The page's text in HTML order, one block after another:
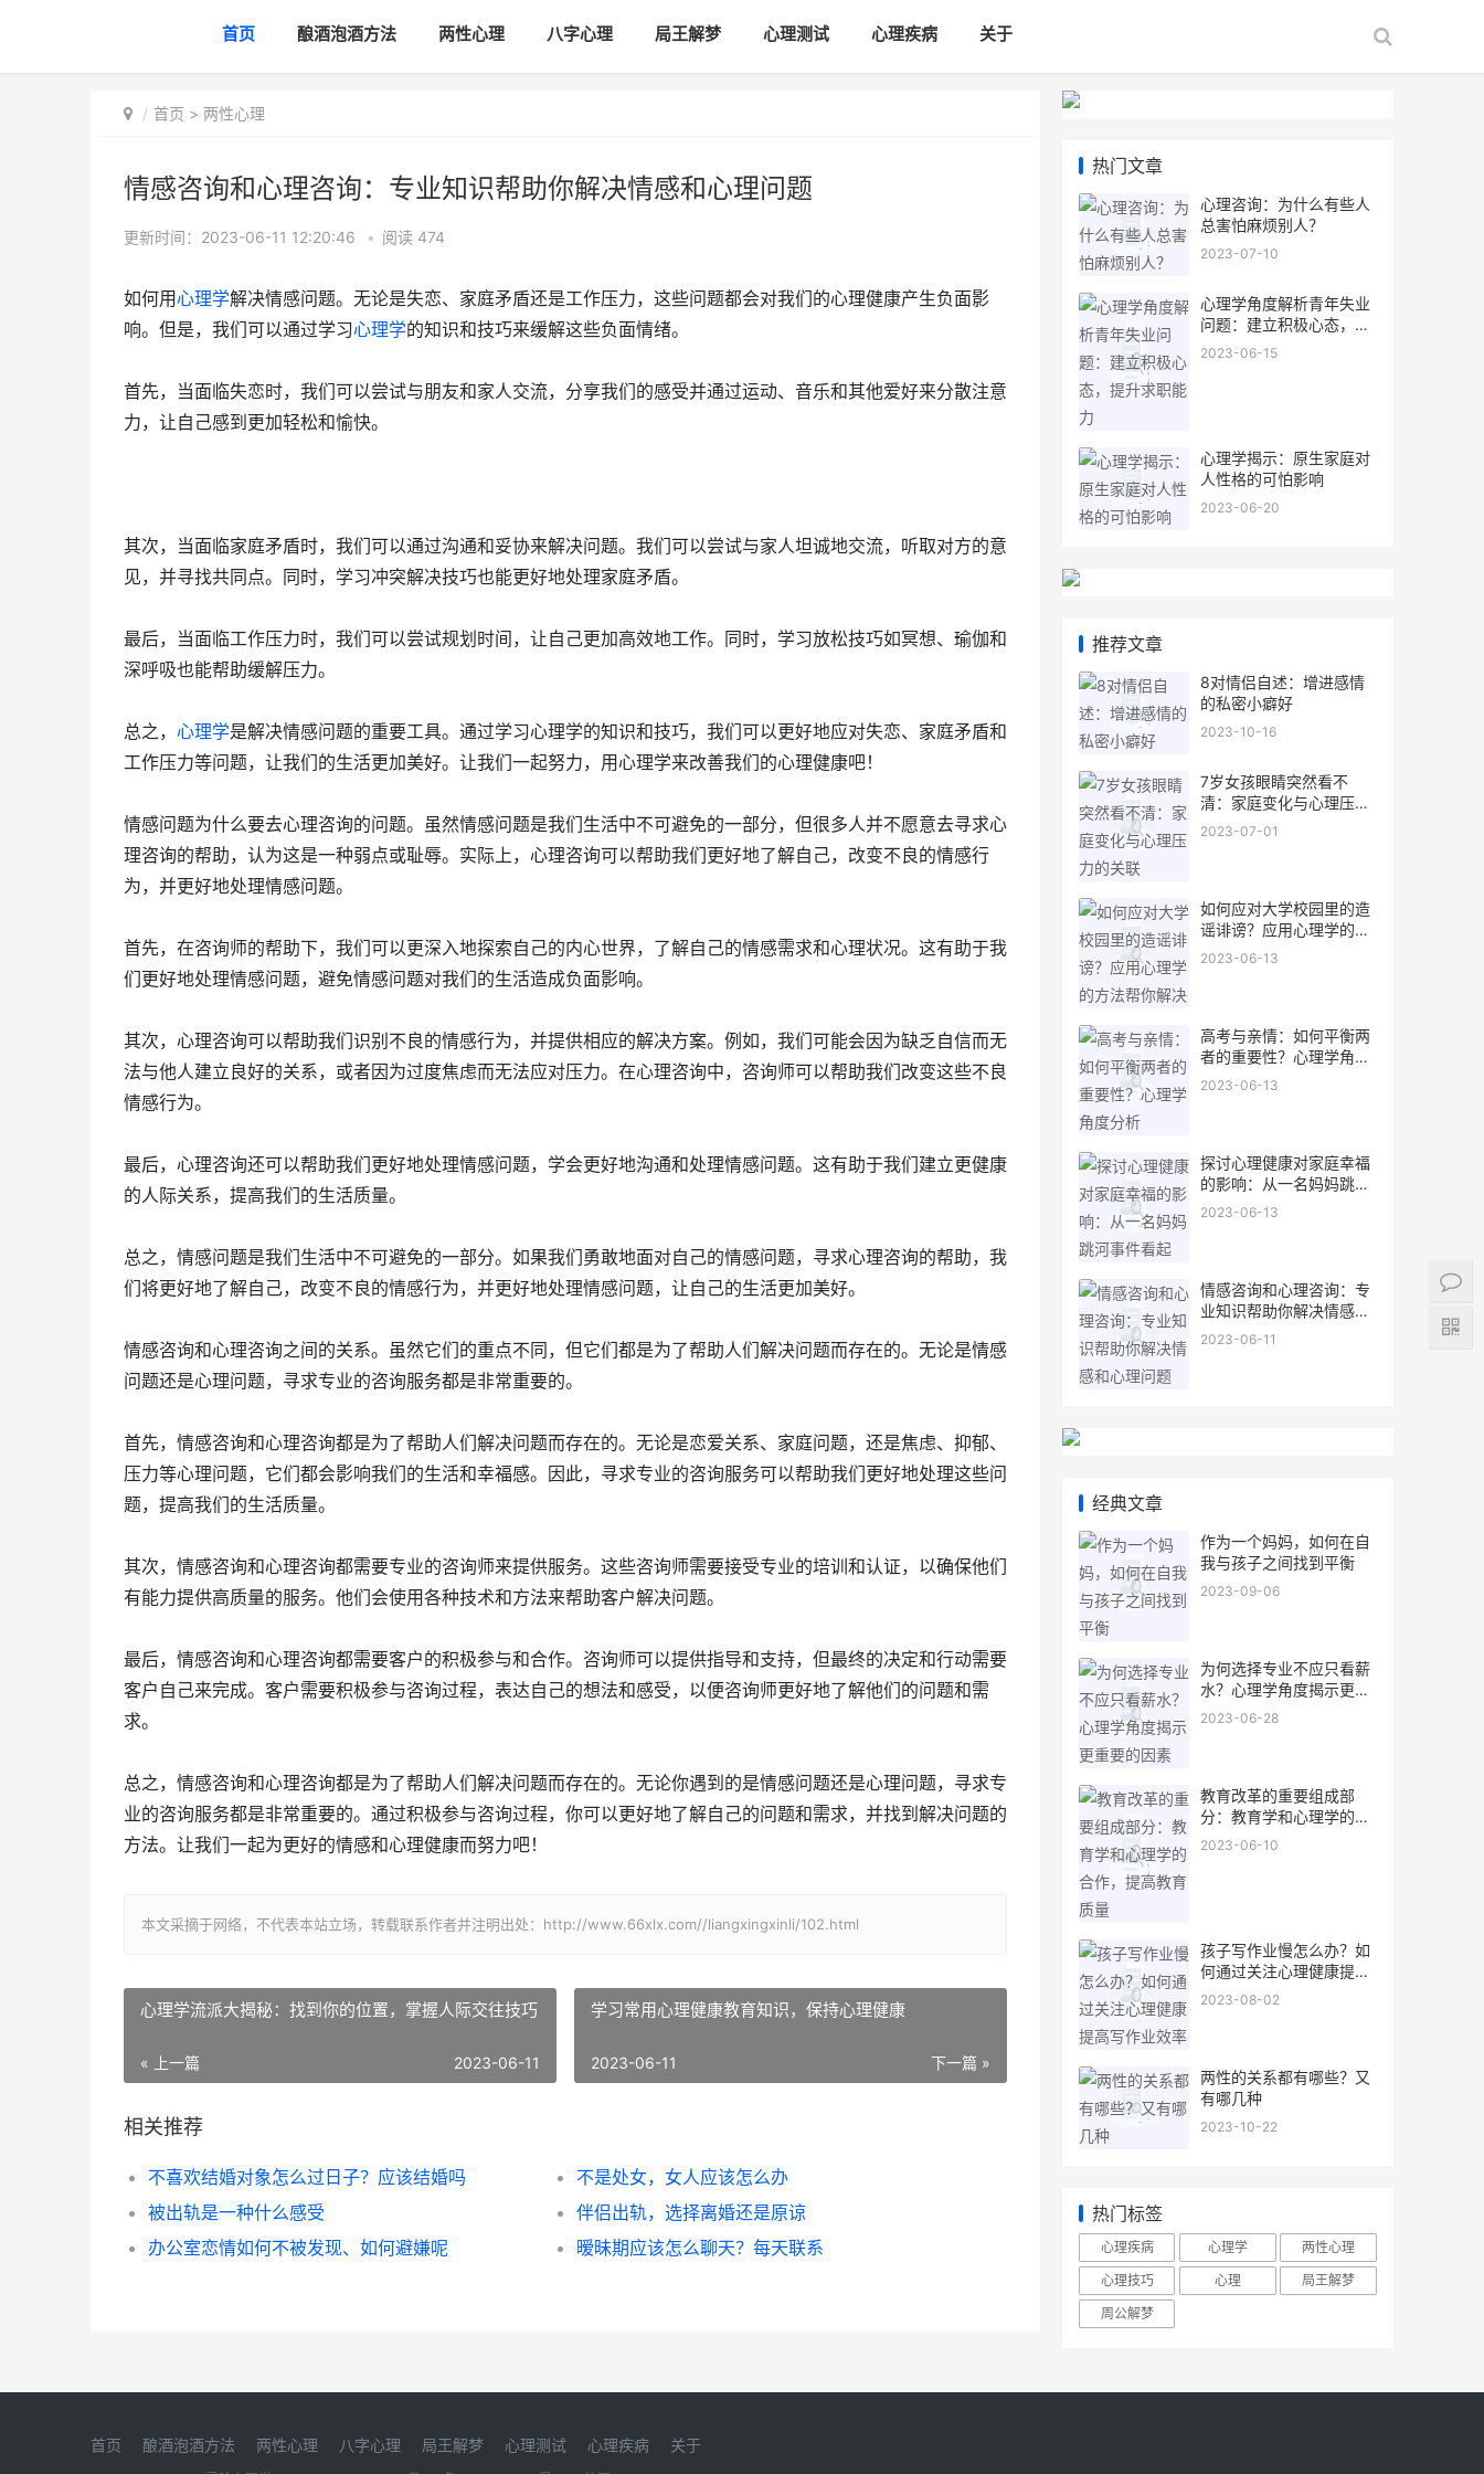
首页 酿酒泡酒方法 两性心理 八字心理 局王解梦 心理测试 心理疾病 关于
首页 > 两性心理
情感咨询和心理咨询：专业知识帮助你解决情感和心理问题
更新时间：2023-06-11 12:20:46 • 阅读 474
如何用心理学解决情感问题。无论是失恋、家庭矛盾还是工作压力，这些问题都会对我们的心理健康产生负面影
响。但是，我们可以通过学习心理学的知识和技巧来缓解这些负面情绪。
首先，当面临失恋时，我们可以尝试与朋友和家人交流，分享我们的感受并通过运动、音乐和其他爱好来分散注意
力，让自己感到更加轻松和愉快。
其次，当面临家庭矛盾时，我们可以通过沟通和妥协来解决问题。我们可以尝试与家人坦诚地交流，听取对方的意
见，并寻找共同点。同时，学习冲突解决技巧也能更好地处理家庭矛盾。
最后，当面临工作压力时，我们可以尝试规划时间，让自己更加高效地工作。同时，学习放松技巧如冥想、瑜伽和
深呼吸也能帮助缓解压力。
总之， 心理学是解决情感问题的重要工具。通过学习心理学的知识和技巧，我们可以更好地应对失恋、家庭矛盾和
工作压力等问题，让我们的生活更加美好。让我们一起努力，用心理学来改善我们的心理健康吧！
情感问题为什么要去心理咨询的问题。虽然情感问题是我们生活中不可避免的一部分，但很多人并不愿意去寻求心
理咨询的帮助，认为这是一种弱点或耻辱。实际上，心理咨询可以帮助我们更好地了解自己，改变不良的情感行
为，并更好地处理情感问题。
首先，在咨询师的帮助下，我们可以更深入地探索自己的内心世界，了解自己的情感需求和心理状况。这有助于我
们更好地处理情感问题，避免情感问题对我们的生活造成负面影响。
其次，心理咨询可以帮助我们识别不良的情感行为，并提供相应的解决方案。例如，我们可能会因为缺乏自信而无
法与他人建立良好的关系，或者因为过度焦虑而无法应对压力。在心理咨询中，咨询师可以帮助我们改变这些不良
情感行为。
最后，心理咨询还可以帮助我们更好地处理情感问题，学会更好地沟通和处理情感问题。这有助于我们建立更健康
的人际关系，提高我们的生活质量。
总之，情感问题是我们生活中不可避免的一部分。如果我们勇敢地面对自己的情感问题，寻求心理咨询的帮助，我
们将更好地了解自己，改变不良的情感行为，并更好地处理情感问题，让自己的生活更加美好。
情感咨询和心理咨询之间的关系。虽然它们的重点不同，但它们都是为了帮助人们解决问题而存在的。无论是情感
问题还是心理问题，寻求专业的咨询服务都是非常重要的。
首先，情感咨询和心理咨询都是为了帮助人们解决问题而存在的。无论是恋爱关系、家庭问题，还是焦虑、抑郁、
压力等心理问题，它们都会影响我们的生活和幸福感。因此，寻求专业的咨询服务可以帮助我们更好地处理这些问
题，提高我们的生活质量。
其次，情感咨询和心理咨询都需要专业的咨询师来提供服务。这些咨询师需要接受专业的培训和认证，以确保他们
有能力提供高质量的服务。他们会使用各种技术和方法来帮助客户解决问题。
最后，情感咨询和心理咨询都需要客户的积极参与和合作。咨询师可以提供指导和支持，但最终的决定和行动需要
客户自己来完成。客户需要积极参与咨询过程，表达自己的想法和感受，以便咨询师更好地了解他们的问题和需
求。
总之，情感咨询和心理咨询都是为了帮助人们解决问题而存在的。无论你遇到的是情感问题还是心理问题，寻求专
业的咨询服务都是非常重要的。通过积极参与咨询过程，你可以更好地了解自己的问题和需求，并找到解决问题的
方法。让我们一起为更好的情感和心理健康而努力吧！
本文采摘于网络，不代表本站立场，转载联系作者并注明出处：http://www.66xlx.com//liangxingxinli/102.html
心理学流派大揭秘：找到你的位置，掌握人际交往技巧
« 上一篇 2023-06-11
学习常用心理健康教育知识，保持心理健康
下一篇 »
2023-06-11
相关推荐
不喜欢结婚对象怎么过日子？应该结婚吗
不是处女，女人应该怎么办
被出轨是一种什么感受
伴侣出轨，选择离婚还是原谅
办公室恋情如何不被发现、如何避嫌呢
暧昧期应该怎么聊天？每天联系
热门文章
心理咨询：为什么有些人
总害怕麻烦别人？
2023-07-10
心理学角度解析青年失业
问题：建立积极心态，提
升求职能力
2023-06-15
心理学揭示：原生家庭对
人性格的可怕影响
2023-06-20
推荐文章
8对情侣自述：增进感情
的私密小癖好
2023-10-16
7岁女孩眼睛突然看不
清：家庭变化与心理压力
的关联
2023-07-01
如何应对大学校园里的造
谣诽谤？应用心理学的方
法帮你解决
2023-06-13
高考与亲情：如何平衡两
者的重要性？心理学角度
分析
2023-06-13
探讨心理健康对家庭幸福
的影响：从一名妈妈跳河
事件看起
2023-06-13
情感咨询和心理咨询：专
业知识帮助你解决情感和
心理问题
2023-06-11
经典文章
作为一个妈妈，如何在自
我与孩子之间找到平衡
2023-09-06
为何选择专业不应只看薪
水？心理学角度揭示更重
要的因素
2023-06-28
教育改革的重要组成部
分：教育学和心理学的合
作，提高教育质量
2023-06-10
孩子写作业慢怎么办？如
何通过关注心理健康提高
写作业效率
2023-08-02
两性的关系都有哪些？又
有哪几种
2023-10-22
热门标签
心理疾病 心理学
两性心理
心理技巧
心理
局王解梦
周公解梦
首页 酿酒泡酒方法 两性心理 八字心理 局王解梦 心理测试 心理疾病 关于